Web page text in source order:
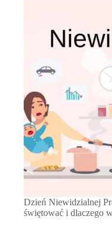
Dzień Niewidzialnej
świętować i dlaczego